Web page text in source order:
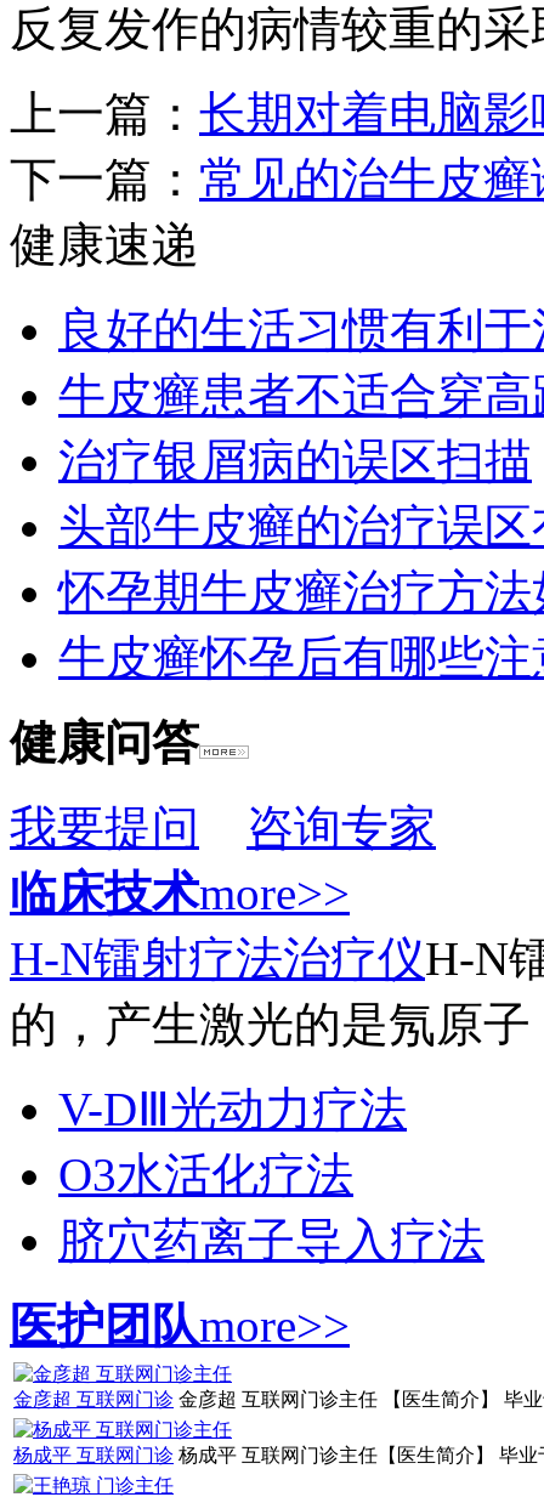
反复发作的病情较重的
上一篇： 长期对着电脑
下一篇： 常见的治牛皮
健康速递
良好的生活习惯有利
牛皮癣患者不适合穿高
治疗银屑病的误区扫描
头部牛皮癣的治疗误
怀孕期牛皮癣治疗方法
牛皮癣怀孕后有哪些
健康问答
我要提问
咨询专家
临床技术more>>
H-N镭射疗法治疗仪H-N
的，产生激光的是氖原子
V-DⅢ光动力疗法
O3水活化疗法
脐穴药离子导入疗法
医护团队more>>
金彦超 互联网门诊 金彦超 互联网门诊主任 【医生简介】 毕
杨成平 互联网门诊 杨成平 互联网门诊主任【医生简介】 毕